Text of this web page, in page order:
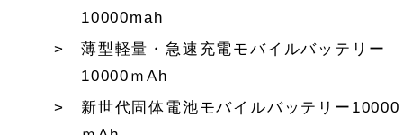
10000mah
薄型軽量・急速充電モバイルバッテリー
10000ｍAh
新世代固体電池モバイルバッテリー10000